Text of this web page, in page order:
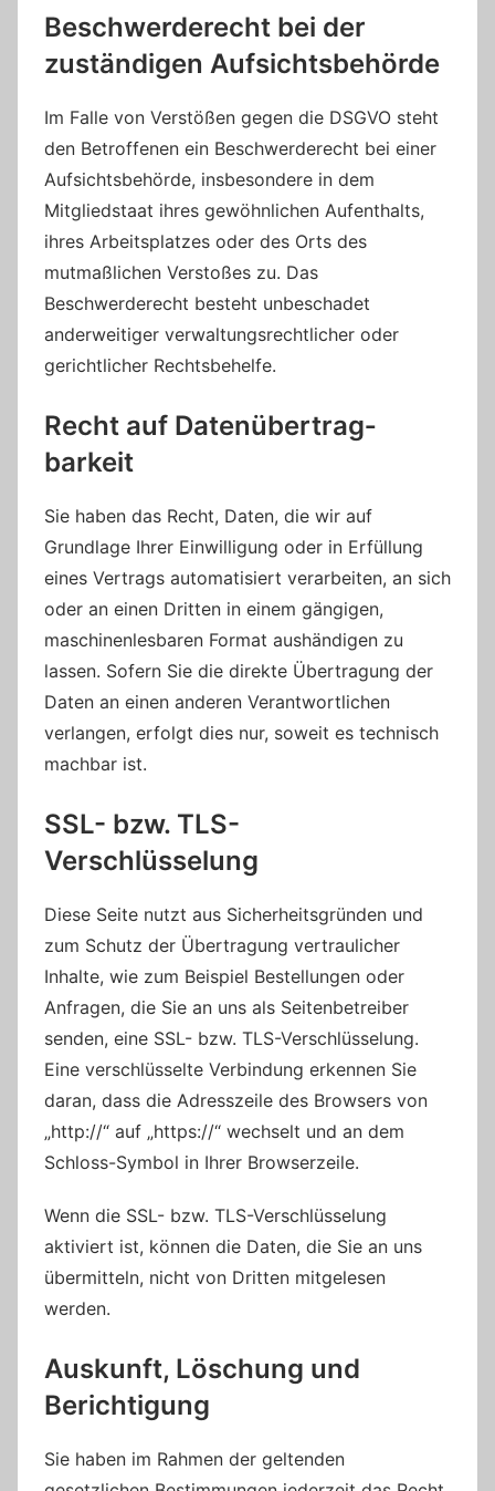
Beschwerde­recht bei der
zuständigen Aufsichts­behörde
Im Falle von Verstößen gegen die DSGVO steht
den Betroffenen ein Beschwerderecht bei einer
Aufsichtsbehörde, insbesondere in dem
Mitgliedstaat ihres gewöhnlichen Aufenthalts,
ihres Arbeitsplatzes oder des Orts des
mutmaßlichen Verstoßes zu. Das
Beschwerderecht besteht unbeschadet
anderweitiger verwaltungsrechtlicher oder
gerichtlicher Rechtsbehelfe.
Recht auf Daten­übertrag­
barkeit
Sie haben das Recht, Daten, die wir auf
Grundlage Ihrer Einwilligung oder in Erfüllung
eines Vertrags automatisiert verarbeiten, an sich
oder an einen Dritten in einem gängigen,
maschinenlesbaren Format aushändigen zu
lassen. Sofern Sie die direkte Übertragung der
Daten an einen anderen Verantwortlichen
verlangen, erfolgt dies nur, soweit es technisch
machbar ist.
SSL- bzw. TLS-
Verschlüsselung
Diese Seite nutzt aus Sicherheitsgründen und
zum Schutz der Übertragung vertraulicher
Inhalte, wie zum Beispiel Bestellungen oder
Anfragen, die Sie an uns als Seitenbetreiber
senden, eine SSL- bzw. TLS-Verschlüsselung.
Eine verschlüsselte Verbindung erkennen Sie
daran, dass die Adresszeile des Browsers von
„http://“ auf „https://“ wechselt und an dem
Schloss-Symbol in Ihrer Browserzeile.
Wenn die SSL- bzw. TLS-Verschlüsselung
aktiviert ist, können die Daten, die Sie an uns
übermitteln, nicht von Dritten mitgelesen
werden.
Auskunft, Löschung und
Berichtigung
Sie haben im Rahmen der geltenden